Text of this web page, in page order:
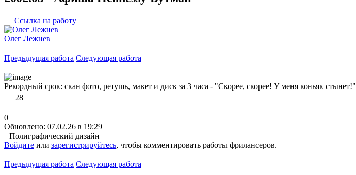
Ссылка на работу
Олег Лежнев
Предыдущая работа Следующая работа
Рекордный срок: скан фото, ретушь, макет и диск за 3 часа - "Скорее, скорее! У меня коньяк стынет!"
28
0
Обновлено: 07.02.26 в 19:29
Полиграфический дизайн
Войдите или зарегистрируйтесь, чтобы комментировать работы фрилансеров.
Предыдущая работа Следующая работа